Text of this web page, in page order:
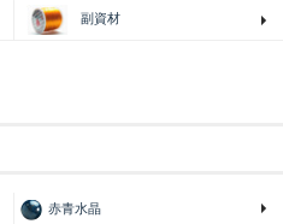
副資材
赤青水晶